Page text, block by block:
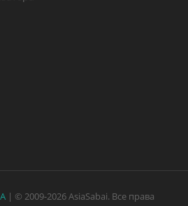
| © 2009-2026 AsiaSabai. Все права